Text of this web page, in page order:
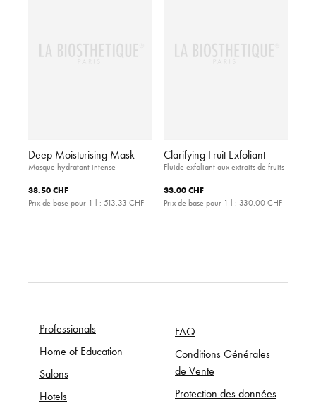
Deep Moisturising Mask
Masque hydratant intense
38.50 CHF
Prix de base pour 1 l : 513.33 CHF
Clarifying Fruit Exfoliant
Fluide exfoliant aux extraits de fruits
33.00 CHF
Prix de base pour 1 l : 330.00 CHF
Professionals
Home of Education
Salons
Hotels
FAQ
Conditions Générales
de Vente
Protection des données